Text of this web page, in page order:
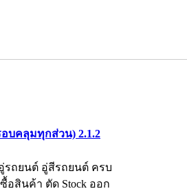
บคลุมทุกส่วน) 2.1.2
รถยนต์ อู่สีรถยนต์ ครบ
อสินค้า ตัด Stock ออก